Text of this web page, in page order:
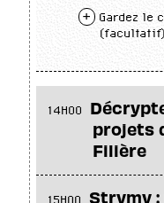
+
Gardez le
(facultatif)
14H00
projets
Filière
15H00 Strymy